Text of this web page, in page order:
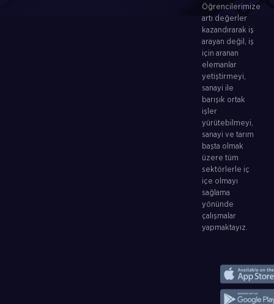
Öğrencilerimize
artı değerler
kazandırarak iş
arayan değil, iş
için aranan
elemanlar
yetiştirmeyi,
sanayi ile
barışık ortak
işler
yürütebilmeyi,
sanayi ve tarım
başta olmak
üzere tüm
sektörlerle iç
içe olmayı
sağlama
yönünde
çalışmalar
yapmaktayız.